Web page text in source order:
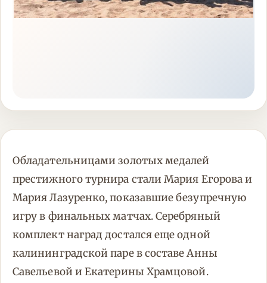
Обладательницами золотых медалей
престижного турнира стали Мария Егорова и
Мария Лазуренко, показавшие безупречную
игру в финальных матчах. Серебряный
комплект наград достался еще одной
калининградской паре в составе Анны
Савельевой и Екатерины Храмцовой.